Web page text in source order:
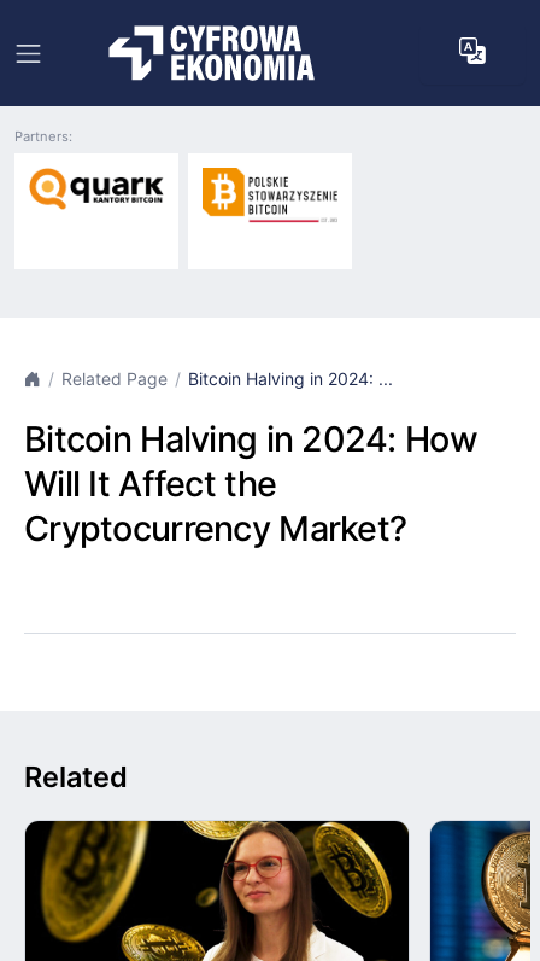
Partners:
Related Page Bitcoin Halving in 2024: ...
Bitcoin Halving in 2024: How
Will It Affect the
Cryptocurrency Market?
Related